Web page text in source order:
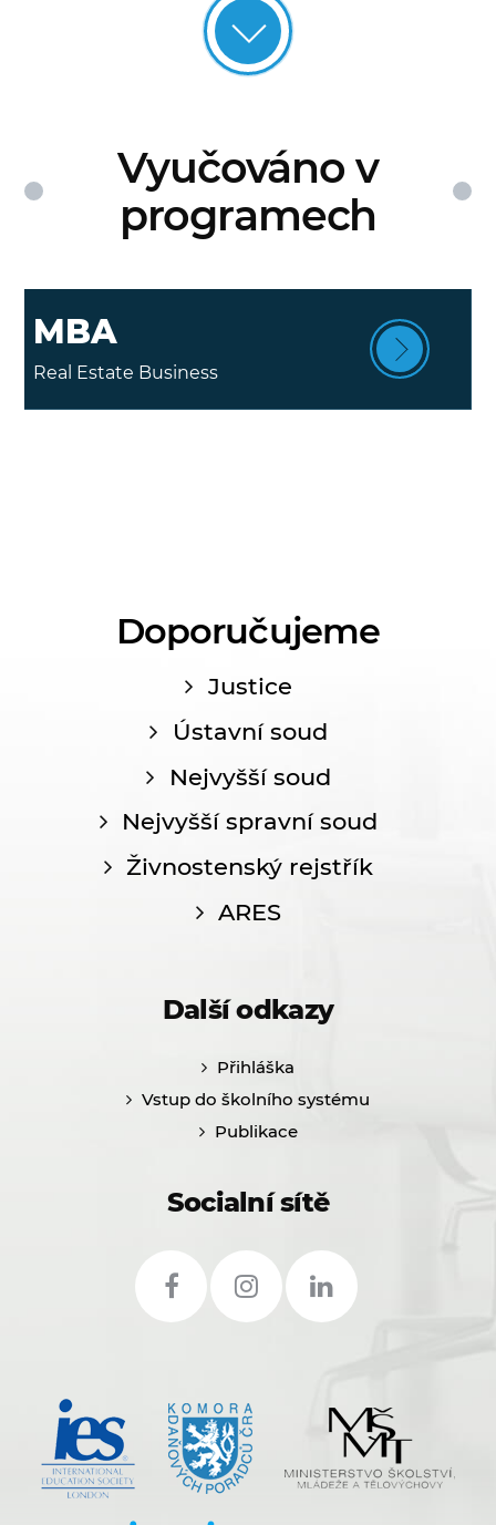
Vyučováno v
programech
MBA
Real Estate Business
Doporučujeme
Justice
Ústavní soud
Nejvyšší soud
Nejvyšší spravní soud
Živnostenský rejstřík
ARES
Další odkazy
Přihláška
Vstup do školního systému
Publikace
Socialní sítě